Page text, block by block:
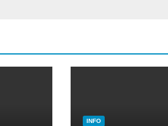
INFO